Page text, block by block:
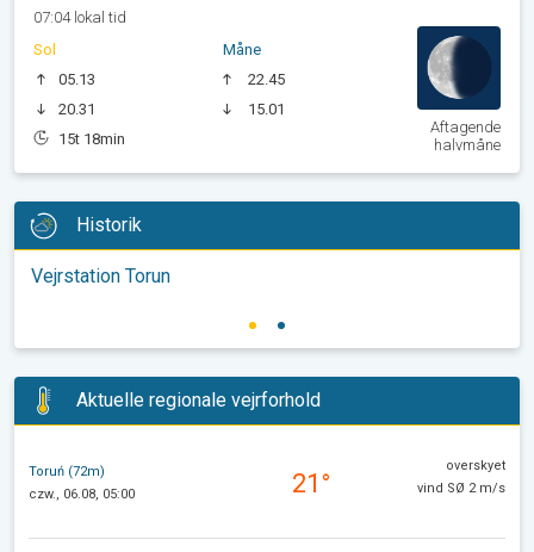
07:04 lokal tid
Sol
05.13
20.31
15t 18min
Måne
22.45
15.01
Aftagende
halvmåne
Historik
Vejrstation Torun
Aktuelle regionale vejrforhold
Toruń (72m)
czw., 06.08, 05:00
21°
overskyet
vind SØ 2 m/s